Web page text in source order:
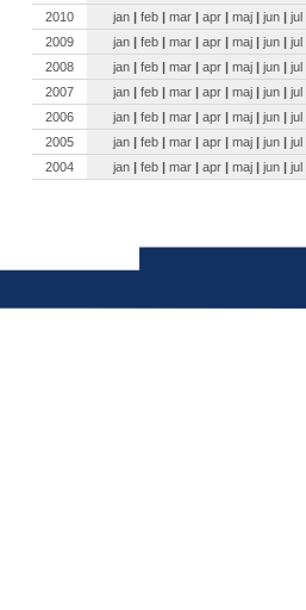
2010
jan | feb | mar | apr | maj | jun | jul
2009
jan | feb | mar | apr | maj | jun | jul
2008
jan | feb | mar | apr | maj | jun | jul
2007
jan | feb | mar | apr | maj | jun | jul
2006
jan | feb | mar | apr | maj | jun | jul
2005
jan | feb | mar | apr | maj | jun | jul
2004
jan | feb | mar | apr | maj | jun | jul